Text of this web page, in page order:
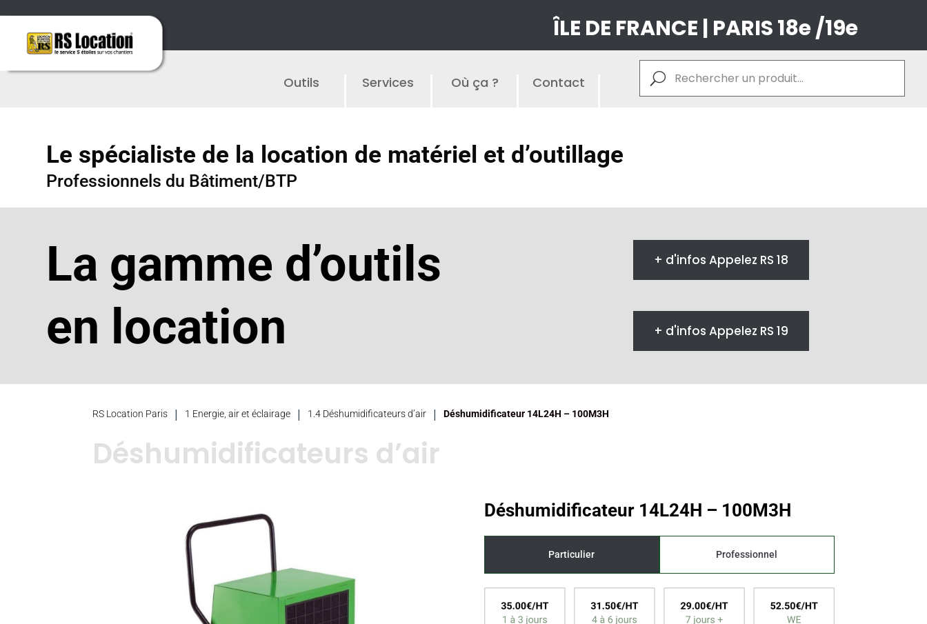
ÎLE DE FRANCE | PARIS 18e /19e
Outils Services Où ça ? Contact
Le spécialiste de la location de matériel et d’outillage
Professionnels du Bâtiment/BTP
La gamme d’outils
en location
+ d'infos Appelez RS 18
+ d'infos Appelez RS 19
RS Location Paris | 1 Energie, air et éclairage | 1.4 Déshumidificateurs d’air | Déshumidificateur 14L24H – 100M3H
Déshumidificateurs d’air
Déshumidificateur 14L24H – 100M3H
Particulier Professionnel